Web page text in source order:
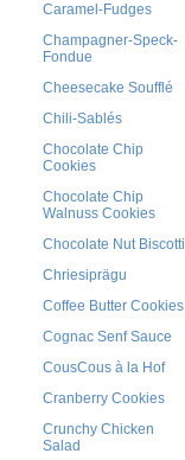
Caramel-Fudges
Champagner-Speck-
Fondue
Cheesecake Soufflé
Chili-Sablés
Chocolate Chip
Cookies
Chocolate Chip
Walnuss Cookies
Chocolate Nut Biscotti
Chriesiprägu
Coffee Butter Cookies
Cognac Senf Sauce
CousCous à la Hof
Cranberry Cookies
Crunchy Chicken
Salad